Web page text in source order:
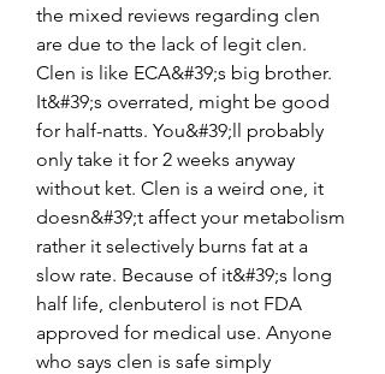
the mixed reviews regarding clen
are due to the lack of legit clen.
Clen is like ECA&#39;s big brother.
It&#39;s overrated, might be good
for half-natts. You&#39;ll probably
only take it for 2 weeks anyway
without ket. Clen is a weird one, it
doesn&#39;t affect your metabolism
rather it selectively burns fat at a
slow rate. Because of it&#39;s long
half life, clenbuterol is not FDA
approved for medical use. Anyone
who says clen is safe simply